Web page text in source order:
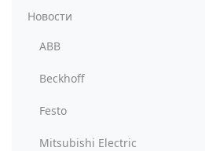
Новости
ABB
Beckhoff
Festo
Mitsubishi Electric